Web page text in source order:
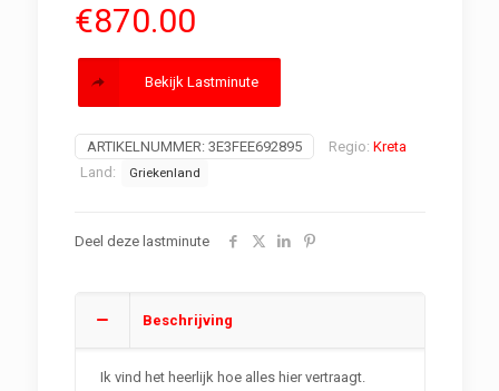
€870.00
Bekijk Lastminute
ARTIKELNUMMER: 3E3FEE692895 Regio: Kreta
Land:
Griekenland
Deel deze lastminute
Beschrijving
Ik vind het heerlijk hoe alles hier vertraagt.